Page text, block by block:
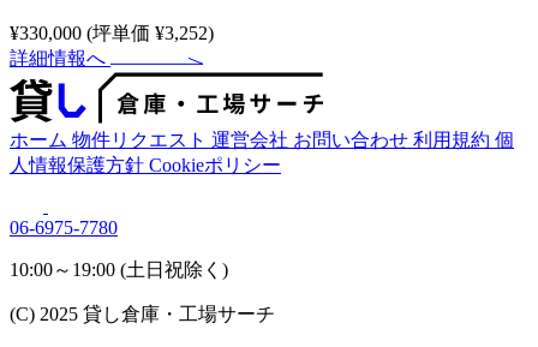
¥330,000 (坪単価 ¥3,252)
詳細情報へ
ホーム 物件リクエスト 運営会社 お問い合わせ 利用規約 個
人情報保護方針 Cookieポリシー
06-6975-7780
10:00～19:00 (土日祝除く)
(C) 2025 貸し倉庫・工場サーチ